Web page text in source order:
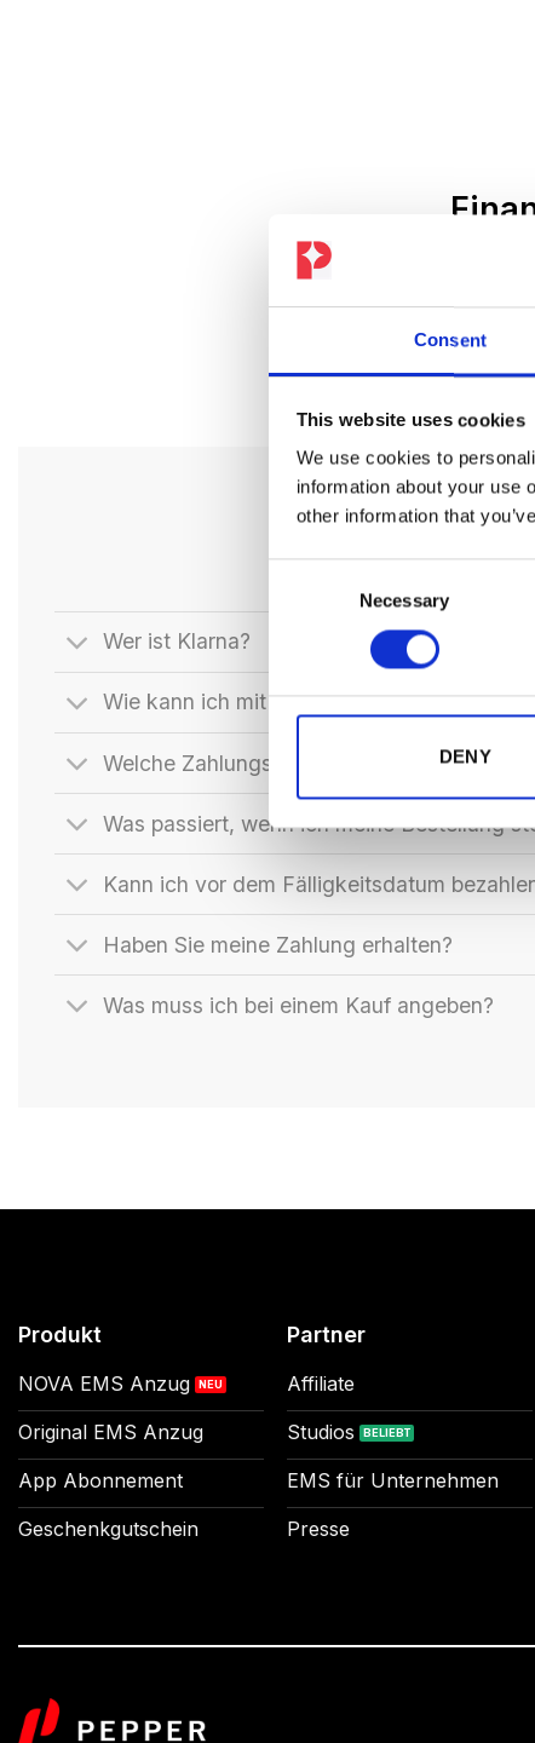
Consent
This website uses cookies
We use cookies to
information about your use
other information that
Necessary
DENY
Nur
Wer ist Klarna?
Wie kann ich mit Klarna bezahlen?
Welche Zahlungsoptionen bietet Klarna?
Was passiert, wenn ich meine Bestellung
Kann ich vor dem Fälligkeitsdatum
Haben Sie meine Zahlung erhalten?
Was muss ich bei einem Kauf angeben?
Produkt
NOVA EMS Anzug
Original EMS Anzug
App Abonnement
Geschenkgutschein
Partner
Affiliate
Studios
EMS für Unternehmen
Presse